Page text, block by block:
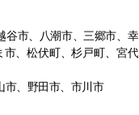
谷市、八潮市、三郷市、幸
市、松伏町、杉戸町、宮代
市、野田市、市川市